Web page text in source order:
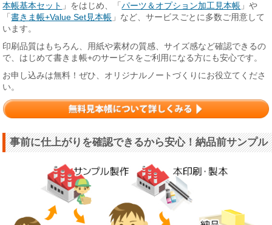
本帳基本セット 」をはじめ、「パーツ＆オプション加工見本帳 」や
「書きま帳+Value Set見本帳 」など、サービスごとに多数ご用意して
います。
印刷品質はもちろん、用紙や素材の質感、サイズ感など確認できるの
で、はじめて書きま帳+のサービスをご利用になる方にも安心です。
お申し込みは無料！ぜひ、オリジナルノートづくりにお役立てくださ
い。
事前に仕上がりを確認できるから安心！納品前サンプル